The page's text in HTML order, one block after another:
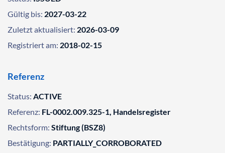
Gültig bis: 2027-03-22
Zuletzt aktualisiert: 2026-03-09
Registriert am: 2018-02-15
Referenz
Status: ACTIVE
Referenz: FL-0002.009.325-1, Handelsregister
Rechtsform: Stiftung (BSZ8)
Bestätigung: PARTIALLY_CORROBORATED